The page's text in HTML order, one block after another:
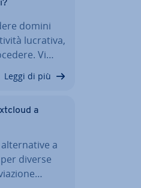
domini
lucrativa,
Vi…
Leggi di più
a
a
diverse